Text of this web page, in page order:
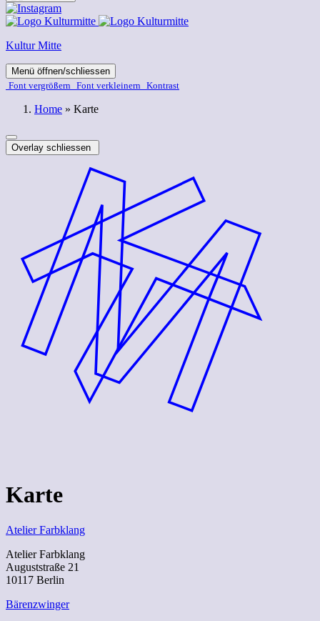
Kultur Mitte
Menü öffnen/schliessen
Font ver­­größern Font ver­­kleinern Kontrast
Home » Karte
Overlay schliessen
Karte
Atelier Farbklang
Atelier Farbklang
Auguststraße 21
10117 Berlin
Bärenzwinger